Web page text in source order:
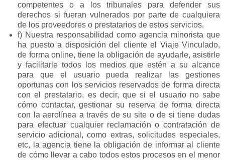
competentes o a los tribunales para defender sus
derechos si fueran vulnerados por parte de cualquiera
de los proveedores o prestatarios de estos servicios.
f) Nuestra responsabilidad como agencia minorista que
ha puesto a disposición del cliente el Viaje Vinculado,
de forma online, tiene la obligación de ayudarle, asistirle
y facilitarle todos los medios que estén a su alcance
para que el usuario pueda realizar las gestiones
oportunas con los servicios reservados de forma directa
con el prestatario, es decir, que si el usuario no sabe
cómo contactar, gestionar su reserva de forma directa
con la aerolínea a través de su site o de si tiene dudas
para efectuar cualquier reclamación o contratación de
servicio adicional, como extras, solicitudes especiales,
etc, la agencia tiene la obligación de informar al cliente
de cómo llevar a cabo todos estos procesos en el menor